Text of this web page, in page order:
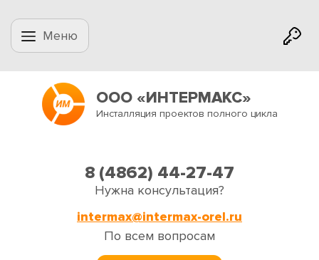
Меню
ООО «ИНТЕРМАКС»
Инсталляция проектов полного цикла
8 (4862) 44-27-47
Нужна консультация?
intermax@intermax-orel.ru
По всем вопросам